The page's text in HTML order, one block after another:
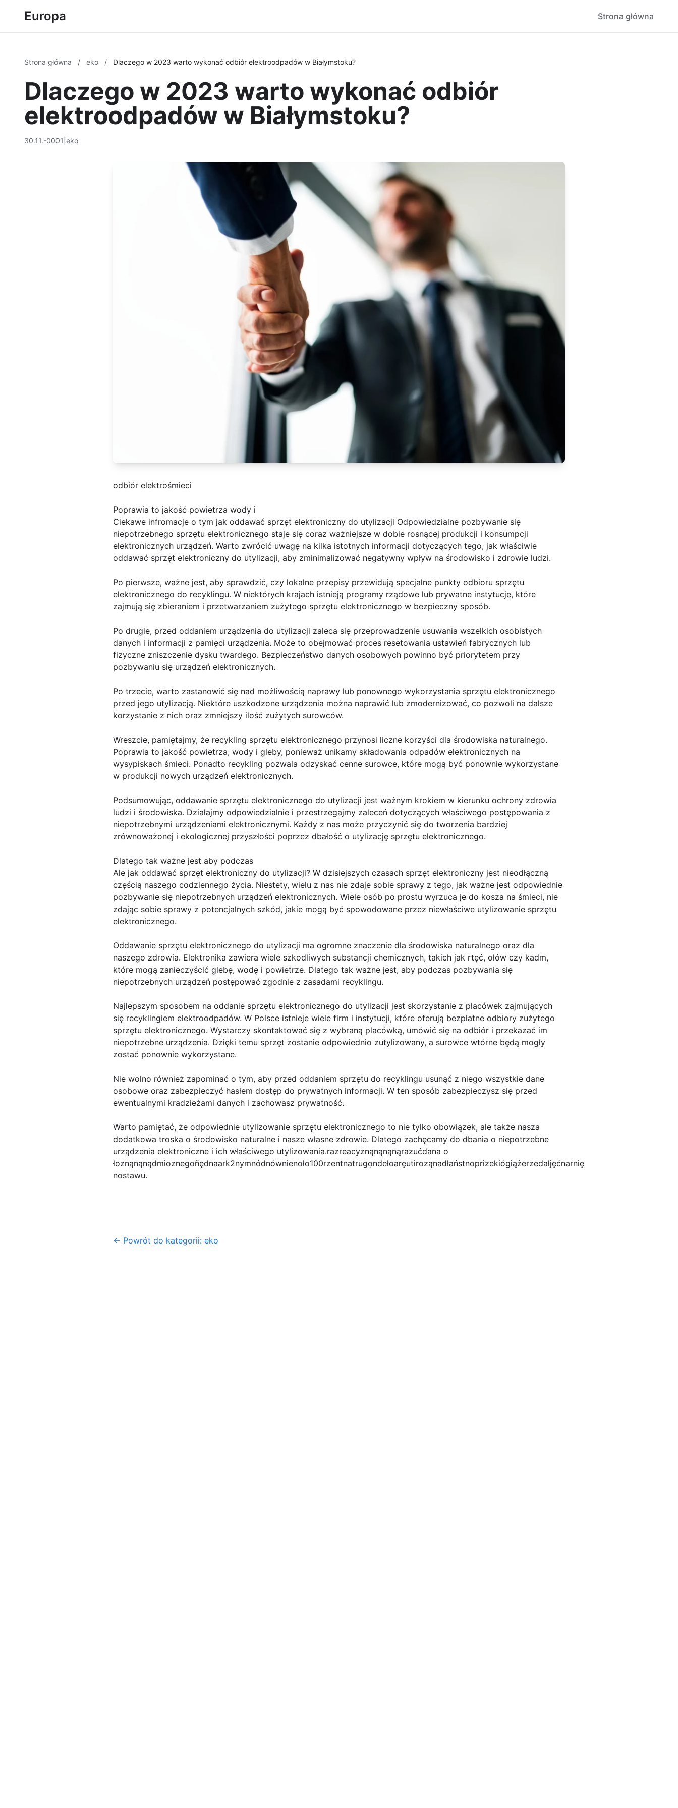
Europa Strona główna
Strona główna / eko / Dlaczego w 2023 warto wykonać odbiór elektroodpadów w Białymstoku?
Dlaczego w 2023 warto wykonać odbiór
elektroodpadów w Białymstoku?
30.11.-0001 eko
odbiór elektrośmieci
Poprawia to jakość powietrza wody i
Ciekawe infromacje o tym jak oddawać sprzęt elektroniczny do utylizacji Odpowiedzialne pozbywanie się
niepotrzebnego sprzętu elektronicznego staje się coraz ważniejsze w dobie rosnącej produkcji i konsumpcji
elektronicznych urządzeń. Warto zwrócić uwagę na kilka istotnych informacji dotyczących tego, jak właściwie
oddawać sprzęt elektroniczny do utylizacji, aby zminimalizować negatywny wpływ na środowisko i zdrowie ludzi.
Po pierwsze, ważne jest, aby sprawdzić, czy lokalne przepisy przewidują specjalne punkty odbioru sprzętu
elektronicznego do recyklingu. W niektórych krajach istnieją programy rządowe lub prywatne instytucje, które
zajmują się zbieraniem i przetwarzaniem zużytego sprzętu elektronicznego w bezpieczny sposób.
Po drugie, przed oddaniem urządzenia do utylizacji zaleca się przeprowadzenie usuwania wszelkich osobistych
danych i informacji z pamięci urządzenia. Może to obejmować proces resetowania ustawień fabrycznych lub
fizyczne zniszczenie dysku twardego. Bezpieczeństwo danych osobowych powinno być priorytetem przy
pozbywaniu się urządzeń elektronicznych.
Po trzecie, warto zastanowić się nad możliwością naprawy lub ponownego wykorzystania sprzętu elektronicznego
przed jego utylizacją. Niektóre uszkodzone urządzenia można naprawić lub zmodernizować, co pozwoli na dalsze
korzystanie z nich oraz zmniejszy ilość zużytych surowców.
Wreszcie, pamiętajmy, że recykling sprzętu elektronicznego przynosi liczne korzyści dla środowiska naturalnego.
Poprawia to jakość powietrza, wody i gleby, ponieważ unikamy składowania odpadów elektronicznych na
wysypiskach śmieci. Ponadto recykling pozwala odzyskać cenne surowce, które mogą być ponownie wykorzystane
w produkcji nowych urządzeń elektronicznych.
Podsumowując, oddawanie sprzętu elektronicznego do utylizacji jest ważnym krokiem w kierunku ochrony zdrowia
ludzi i środowiska. Działajmy odpowiedzialnie i przestrzegajmy zaleceń dotyczących właściwego postępowania z
niepotrzebnymi urządzeniami elektronicznymi. Każdy z nas może przyczynić się do tworzenia bardziej
zrównoważonej i ekologicznej przyszłości poprzez dbałość o utylizację sprzętu elektronicznego.
Dlatego tak ważne jest aby podczas
Ale jak oddawać sprzęt elektroniczny do utylizacji? W dzisiejszych czasach sprzęt elektroniczny jest nieodłączną
częścią naszego codziennego życia. Niestety, wielu z nas nie zdaje sobie sprawy z tego, jak ważne jest odpowiednie
pozbywanie się niepotrzebnych urządzeń elektronicznych. Wiele osób po prostu wyrzuca je do kosza na śmieci, nie
zdając sobie sprawy z potencjalnych szkód, jakie mogą być spowodowane przez niewłaściwe utylizowanie sprzętu
elektronicznego.
Oddawanie sprzętu elektronicznego do utylizacji ma ogromne znaczenie dla środowiska naturalnego oraz dla
naszego zdrowia. Elektronika zawiera wiele szkodliwych substancji chemicznych, takich jak rtęć, ołów czy kadm,
które mogą zanieczyścić glebę, wodę i powietrze. Dlatego tak ważne jest, aby podczas pozbywania się
niepotrzebnych urządzeń postępować zgodnie z zasadami recyklingu.
Najlepszym sposobem na oddanie sprzętu elektronicznego do utylizacji jest skorzystanie z placówek zajmujących
się recyklingiem elektroodpadów. W Polsce istnieje wiele firm i instytucji, które oferują bezpłatne odbiory zużytego
sprzętu elektronicznego. Wystarczy skontaktować się z wybraną placówką, umówić się na odbiór i przekazać im
niepotrzebne urządzenia. Dzięki temu sprzęt zostanie odpowiednio zutylizowany, a surowce wtórne będą mogły
zostać ponownie wykorzystane.
Nie wolno również zapominać o tym, aby przed oddaniem sprzętu do recyklingu usunąć z niego wszystkie dane
osobowe oraz zabezpieczyć hasłem dostęp do prywatnych informacji. W ten sposób zabezpieczysz się przed
ewentualnymi kradzieżami danych i zachowasz prywatność.
Warto pamiętać, że odpowiednie utylizowanie sprzętu elektronicznego to nie tylko obowiązek, ale także nasza
dodatkowa troska o środowisko naturalne i nasze własne zdrowie. Dlatego zachęcamy do dbania o niepotrzebne
urządzenia elektroniczne i ich właściwego utylizowania.razreacyznąnąnąnąrazućdana o
łoznąnąnądmioznegoñędnaark2nymnódnównienoło100rzentnatrugọndełoaręutiroząnadłaństnoprizekiógiążerzedałjęćnarnię
nostawu.
← Powrót do kategorii: eko